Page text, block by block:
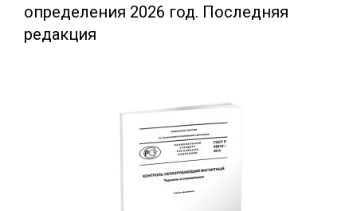
определения 2026 год. Последняя
редакция